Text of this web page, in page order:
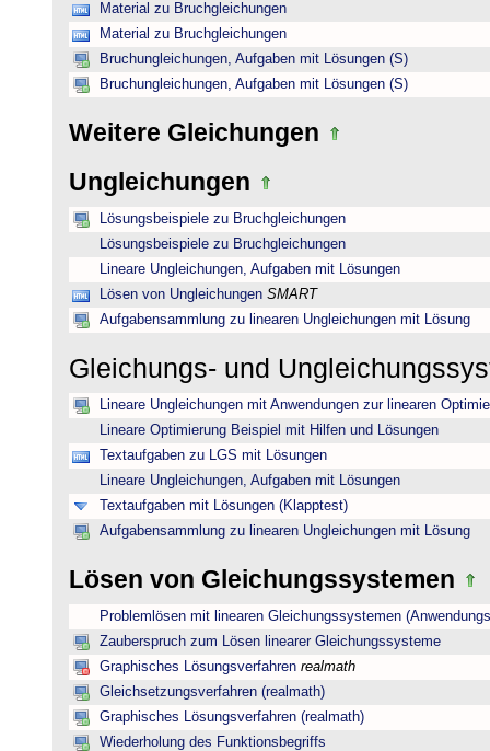
Material zu Bruchgleichungen
Material zu Bruchgleichungen
Bruchungleichungen, Aufgaben mit Lösungen (S)
Bruchungleichungen, Aufgaben mit Lösungen (S)
Weitere Gleichungen
Ungleichungen
Lösungsbeispiele zu Bruchgleichungen
Lösungsbeispiele zu Bruchgleichungen
Lineare Ungleichungen, Aufgaben mit Lösungen
Lösen von Ungleichungen SMART
Aufgabensammlung zu linearen Ungleichungen mit Lösung
Gleichungs- und
Lineare Ungleichungen mit Anwendungen zur linearen
Lineare Optimierung Beispiel mit Hilfen und Lösungen
Textaufgaben zu LGS mit Lösungen
Lineare Ungleichungen, Aufgaben mit Lösungen
Textaufgaben mit Lösungen (Klapptest)
Aufgabensammlung zu linearen Ungleichungen mit Lösung
Lösen von Gleichungssystemen
Problemlösen mit linearen Gleichungssystemen
Zauberspruch zum Lösen linearer Gleichungssysteme
Graphisches Lösungsverfahren realmath
Gleichsetzungsverfahren (realmath)
Graphisches Lösungsverfahren (realmath)
Wiederholung des Funktionsbegriffs